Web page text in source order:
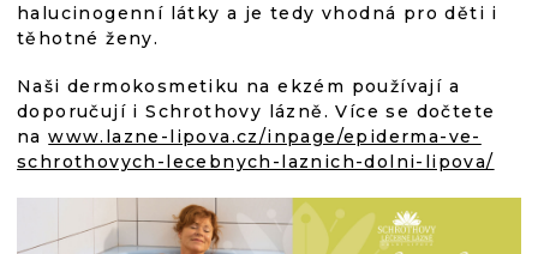
halucinogenní látky a je tedy vhodná pro děti i
těhotné ženy.
Naši dermokosmetiku na ekzém používají a
doporučují iSchrothovy lázně. Více se dočtete
na www.lazne-lipova.cz/inpage/epiderma-ve-
schrothovych-lecebnych-laznich-dolni-lipova/